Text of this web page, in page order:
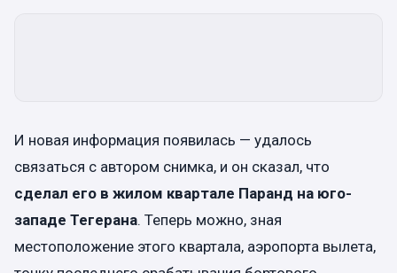
И новая информация появилась — удалось
связаться с автором снимка, и он сказал, что
сделал его в жилом квартале Паранд на юго-
западе Тегерана. Теперь можно, зная
местоположение этого квартала, аэропорта вылета,